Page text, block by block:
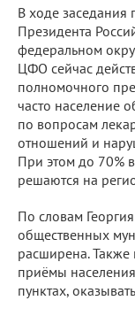
В ходе заседания
Президента
федеральном
ЦФО сейчас
полномочного
часто население
по вопросам
отношений и
При этом до 70%
решаются на
По словам
общественных
расширена. Также
приёмы
пунктах,